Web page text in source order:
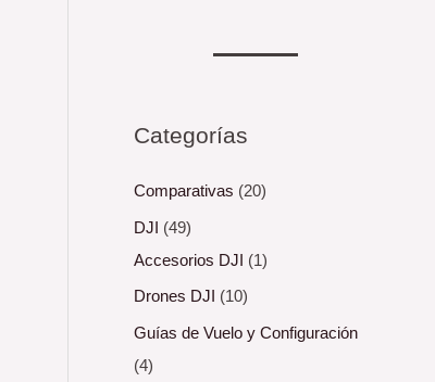
Categorías
Comparativas (20)
DJI (49)
Accesorios DJI (1)
Drones DJI (10)
Guías de Vuelo y Configuración
(4)